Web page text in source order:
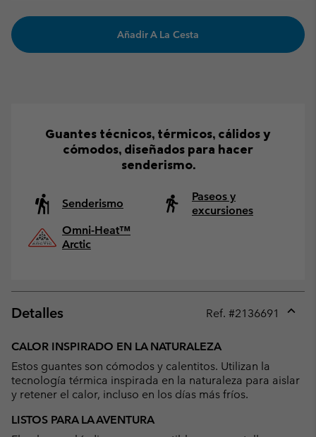
Añadir A La Cesta
Guantes técnicos, térmicos, cálidos y
cómodos, diseñados para hacer
senderismo.
Senderismo
Paseos y
excursiones
Omni-Heat™
Arctic
Detalles Ref. #2136691
CALOR INSPIRADO EN LA NATURALEZA
Estos guantes son cómodos y calentitos. Utilizan la
tecnología térmica inspirada en la naturaleza para aislar
y retener el calor, incluso en los días más fríos.
LISTOS PARA LA AVENTURA